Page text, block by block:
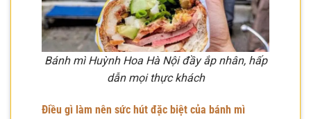
Bánh mì Huỳnh Hoa Hà Nội đầy ắp nhân, hấp
dẫn mọi thực khách
Điều gì làm nên sức hút đặc biệt của bánh mì